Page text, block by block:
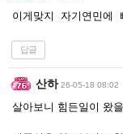
이게맞지 자기연민에
답글
산하 26-05-18 08:02
살아보니 힘든일이 왔